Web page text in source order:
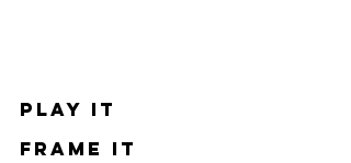
PLAY IT
FRAME IT